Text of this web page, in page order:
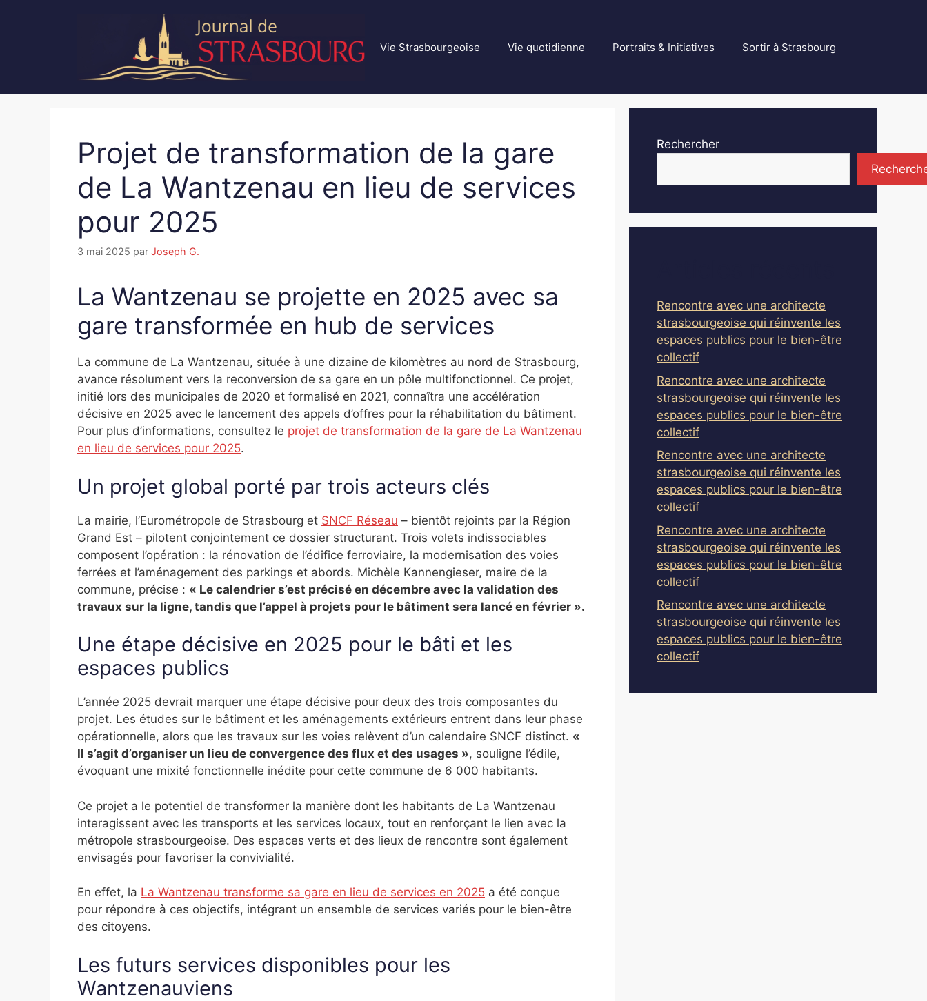
Vie Strasbourgeoise Vie quotidienne Portraits & Initiatives Sortir à Strasbourg
Projet de transformation de la gare
de La Wantzenau en lieu de services
pour 2025
3 mai 2025 par Joseph G.
La Wantzenau se projette en 2025 avec sa
gare transformée en hub de services
La commune de La Wantzenau, située à une dizaine de kilomètres au nord de Strasbourg,
avance résolument vers la reconversion de sa gare en un pôle multifonctionnel. Ce projet,
initié lors des municipales de 2020 et formalisé en 2021, connaîtra une accélération
décisive en 2025 avec le lancement des appels d’offres pour la réhabilitation du bâtiment.
Pour plus d’informations, consultez le projet de transformation de la gare de La Wantzenau
en lieu de services pour 2025.
Un projet global porté par trois acteurs clés
La mairie, l’Eurométropole de Strasbourg et SNCF Réseau – bientôt rejoints par la Région
Grand Est – pilotent conjointement ce dossier structurant. Trois volets indissociables
composent l’opération : la rénovation de l’édifice ferroviaire, la modernisation des voies
ferrées et l’aménagement des parkings et abords. Michèle Kannengieser, maire de la
commune, précise : « Le calendrier s’est précisé en décembre avec la validation des
travaux sur la ligne, tandis que l’appel à projets pour le bâtiment sera lancé en février ».
Une étape décisive en 2025 pour le bâti et les
espaces publics
L’année 2025 devrait marquer une étape décisive pour deux des trois composantes du
projet. Les études sur le bâtiment et les aménagements extérieurs entrent dans leur phase
opérationnelle, alors que les travaux sur les voies relèvent d’un calendaire SNCF distinct. «
Il s’agit d’organiser un lieu de convergence des flux et des usages », souligne l’édile,
évoquant une mixité fonctionnelle inédite pour cette commune de 6 000 habitants.
Ce projet a le potentiel de transformer la manière dont les habitants de La Wantzenau
interagissent avec les transports et les services locaux, tout en renforçant le lien avec la
métropole strasbourgeoise. Des espaces verts et des lieux de rencontre sont également
envisagés pour favoriser la convivialité.
En effet, la La Wantzenau transforme sa gare en lieu de services en 2025 a été conçue
pour répondre à ces objectifs, intégrant un ensemble de services variés pour le bien-être
des citoyens.
Les futurs services disponibles pour les
Wantzenauviens
Rechercher
Rencontre avec une architecte
strasbourgeoise qui réinvente les
espaces publics pour le bien-être
collectif
Rencontre avec une architecte
strasbourgeoise qui réinvente les
espaces publics pour le bien-être
collectif
Rencontre avec une architecte
strasbourgeoise qui réinvente les
espaces publics pour le bien-être
collectif
Rencontre avec une architecte
strasbourgeoise qui réinvente les
espaces publics pour le bien-être
collectif
Rencontre avec une architecte
strasbourgeoise qui réinvente les
espaces publics pour le bien-être
collectif